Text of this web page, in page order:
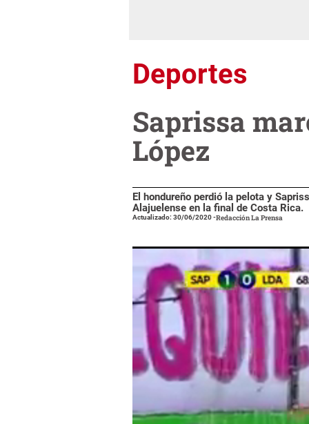
Deportes
Saprissa
López
El hondureño perdió la pelota y
Alajuelense en la final de Costa Rica.
Actualizado: 30/06/2020-Redacción La Prensa